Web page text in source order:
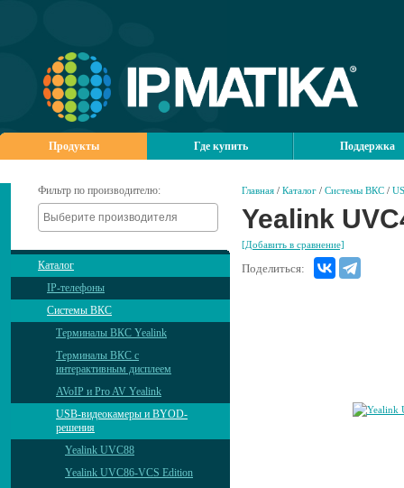
Продукты Где купить Поддержка
Фильтр по производителю:
Каталог
IP-телефоны
Системы ВКС
Терминалы ВКС Yealink
Терминалы ВКС с
интерактивным дисплеем
AVoIP и Pro AV Yealink
USB-видеокамеры и BYOD-
решения
Yealink UVC88
Yealink UVC86-VCS Edition
Главная / Каталог / Системы ВКС /
Yealink
[Добавить в сравнение]
Поделиться: